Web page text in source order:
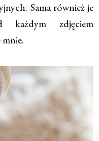
Sama również je
każdym zdjęciem